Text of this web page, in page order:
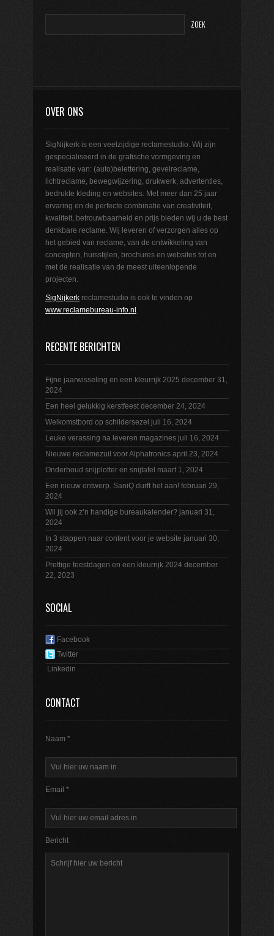
OVER ONS
SigNijkerk is een veelzijdige reclamestudio. Wij zijn
gespecialiseerd in de grafische vormgeving en
realisatie van: (auto)belettering, gevelreclame,
lichtreclame, bewegwijzering, drukwerk, advertenties,
bedrukte kleding en websites. Met meer dan 25 jaar
ervaring en de perfecte combinatie van creativiteit,
kwaliteit, betrouwbaarheid en prijs bieden wij u de best
denkbare reclame. Wij leveren of verzorgen alles op
het gebied van reclame, van de ontwikkeling van
concepten, huisstijlen, brochures en websites tot en
met de realisatie van de meest uiteenlopende
projecten.
SigNijkerk reclamestudio is ook te vinden op
www.reclamebureau-info.nl
RECENTE BERICHTEN
Fijne jaarwisseling en een kleurrijk 2025 december 31,
2024
Een heel gelukkig kerstfeest december 24, 2024
Welkomstbord op schildersezel juli 16, 2024
Leuke verassing na leveren magazines juli 16, 2024
Nieuwe reclamezuil voor Alphatronics april 23, 2024
Onderhoud snijplotter en snijtafel maart 1, 2024
Een nieuw ontwerp. SaniQ durft het aan! februari 29,
2024
Wil jij ook z’n handige bureaukalender? januari 31,
2024
In 3 stappen naar content voor je website januari 30,
2024
Prettige feestdagen en een kleurrijk 2024 december
22, 2023
SOCIAL
Facebook
Twitter
Linkedin
CONTACT
Naam *
Email *
Bericht